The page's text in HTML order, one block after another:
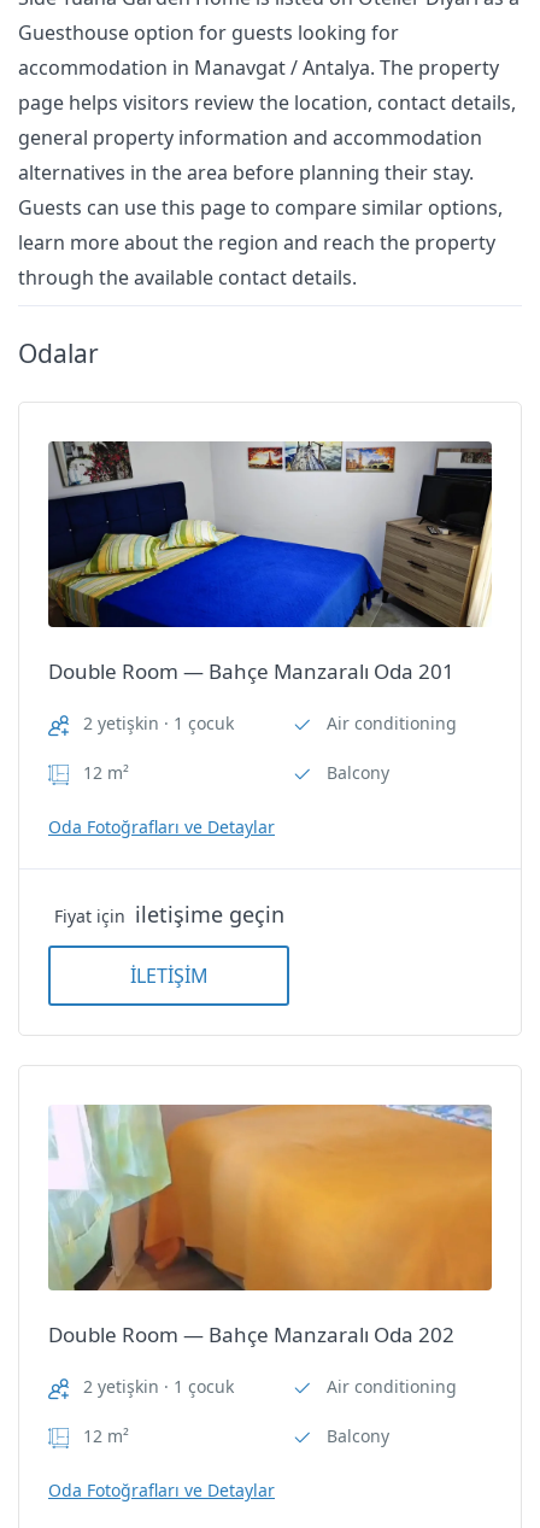
Guesthouse option for guests looking for
accommodation in Manavgat / Antalya. The property
page helps visitors review the location, contact details,
general property information and accommodation
alternatives in the area before planning their stay.
Guests can use this page to compare similar options,
learn more about the region and reach the property
through the available contact details.
Odalar
Double Room — Bahçe Manzaralı Oda 201
2 yetişkin · 1 çocuk
12 m²
Air conditioning
Balcony
Oda Fotoğrafları ve Detaylar
Double Room — Bahçe Manzaralı
Oda 201
Side Tuana Garden Home
Balcony
Double Room — Bahçe Manzaralı Oda
201
Fiyat için iletişime geçin
İLETİŞİM
Double Room — Bahçe Manzaralı Oda 202
2 yetişkin · 1 çocuk
12 m²
Air conditioning
Balcony
Oda Fotoğrafları ve Detaylar